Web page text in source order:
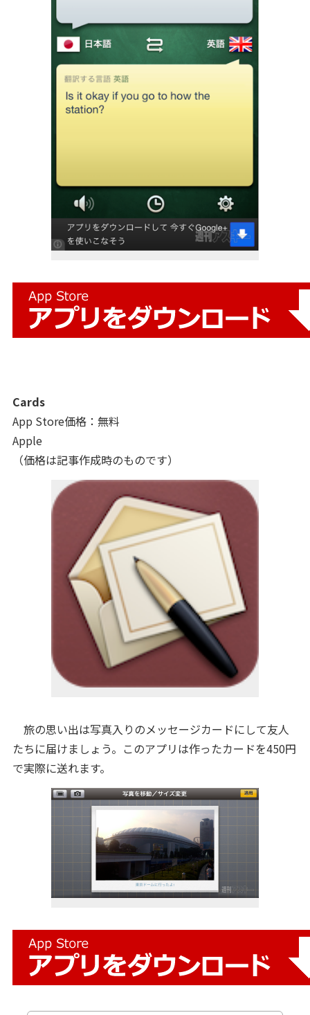
Cards
App Store価格：無料
Apple
（価格は記事作成時のものです）
旅の思い出は写真入りのメッセージカードにして友人
たちに届けましょう。このアプリは作ったカードを450円
で実際に送れます。